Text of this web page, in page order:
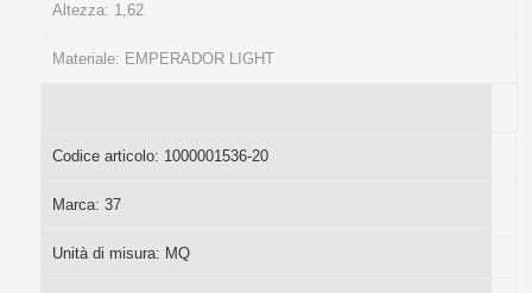
Altezza: 1,62
Materiale: EMPERADOR LIGHT
Codice articolo: 1000001536-20
Marca: 37
Unità di misura: MQ